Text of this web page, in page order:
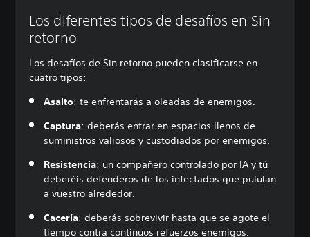
Los diferentes tipos de desafíos en Sin
retorno
Los desafíos de Sin retorno pueden clasificarse en
cuatro tipos:
Asalto: te enfrentarás a oleadas de enemigos.
Captura: deberás entrar en espacios llenos de
suministros valiosos y custodiados por enemigos.
Resistencia: un compañero controlado por IA y tú
deberéis defenderos de los infectados que pululan
a vuestro alrededor.
Cacería: deberás sobrevivir hasta que se agote el
tiempo contra continuos refuerzos enemigos.